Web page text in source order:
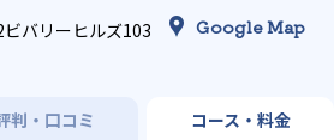
バリーヒルズ103 Google Map
判・口コミ コース・料金